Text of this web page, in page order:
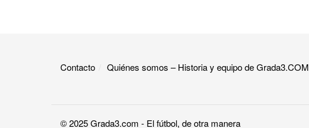
Contacto Quiénes somos – Historia y equipo de Grada3.COM
© 2025Grada3.com - El fútbol, de otra manera